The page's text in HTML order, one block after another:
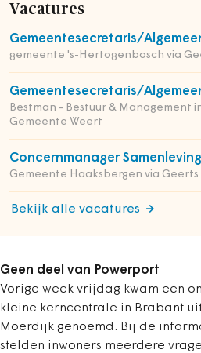
Vacatures
Gemeentesecretaris/
gemeente 's-Hertogenbosch via
Gemeentesecretaris/
Bestman - Bestuur & Management
Gemeente Weert
Concernmanager Samenleving
Gemeente Haaksbergen via Geerts
Bekijk alle vacatures
Geen deel van Powerport
Vorige week vrijdag kwam een
kleine kerncentrale in Brabant
Moerdijk genoemd. Bij de
stelden inwoners meerdere